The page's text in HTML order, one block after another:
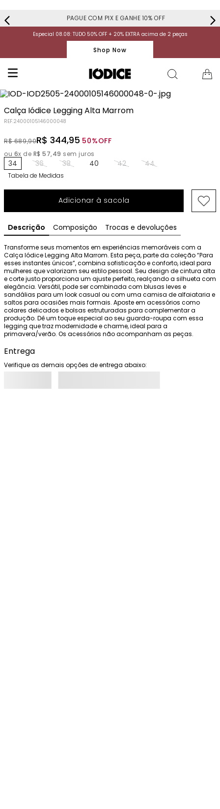
PAGUE COM PIX E GANHE 10% OFF
Especial 08.08: TUDO 50% OFF + 20% EXTRA acima de 2 peças
Shop Now
Calça Iódice Legging Alta Marrom
REF.24000105146000048
R$ 689,90R$ 344,95 50%OFF
ou 6x de R$ 57,49 sem juros
34 36 38 40 42 44
Tabela de Medidas
Adicionar à sacola
Descrição Composição Trocas e devoluções
Transforme seus momentos em experiências memoráveis com a
Calça Iódice Legging Alta Marrom. Esta peça, parte da coleção “Para
esses instantes únicos”, combina sofisticação e conforto, ideal para
mulheres que valorizam seu estilo pessoal. Seu design de cintura alta
e corte justo proporciona um ajuste perfeito, realçando a silhueta com
elegância. Versátil, pode ser combinada com blusas leves e
sandálias para um look casual ou com uma camisa de alfaiataria e
saltos para ocasiões mais formais. Aposte em acessórios como
colares delicados e bolsas estruturadas para complementar a
produção. Dê um toque especial ao seu guarda-roupa com essa
legging que traz modernidade e charme, ideal para a
primavera/verão. Os acessórios não acompanham as peças.
Entrega
Verifique as demais opções de entrega abaixo: